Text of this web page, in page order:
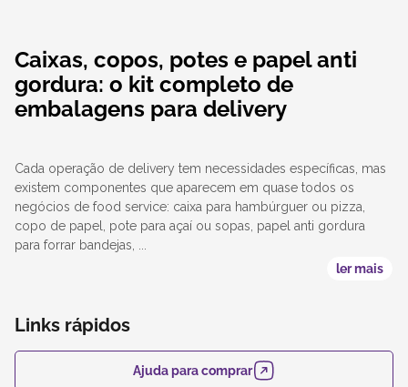
Caixas, copos, potes e papel anti
gordura: o kit completo de
embalagens para delivery
Cada operação de delivery tem necessidades específicas, mas
existem componentes que aparecem em quase todos os
negócios de food service: caixa para hambúrguer ou pizza,
copo de papel, pote para açaí ou sopas, papel anti gordura
para forrar bandejas, ...
ler mais
Links rápidos
Ajuda para comprar